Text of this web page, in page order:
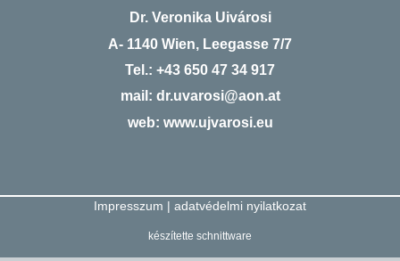
Dr. Veronika Uivárosi
A- 1140 Wien, Leegasse 7/7
Tel.: +43 650 47 34 917
mail: dr.uvarosi@aon.at
web: www.ujvarosi.eu
készítette schnittware
Impresszum | adatvédelmi nyilatkozat